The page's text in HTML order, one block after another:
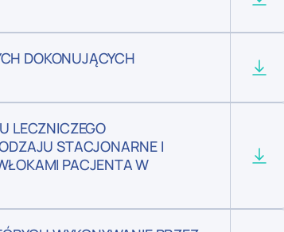
DOKONUJĄCYCH
LECZNICZEGO
STACJONARNE I
PACJENTA W